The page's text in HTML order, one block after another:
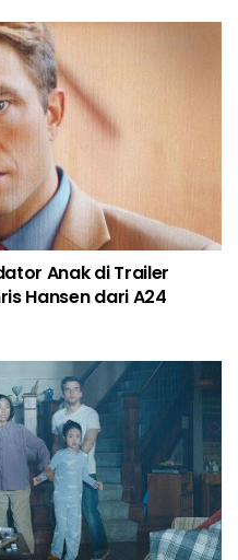
Anak di Trailer
Hansen dari A24